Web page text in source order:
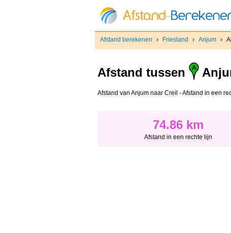
Afstand berekenen › Friesland › Anjum ›
Afstand tussen
Afstand van Anjum naar Creil - Afstand in een
74.86 km
Afstand in een rechte lijn